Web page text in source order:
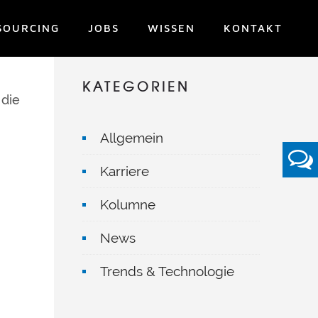
JOBS WISSEN KONTAKT
KATEGORIEN
Allgemein
Karriere
Kolumne
News
Trends & Technologie